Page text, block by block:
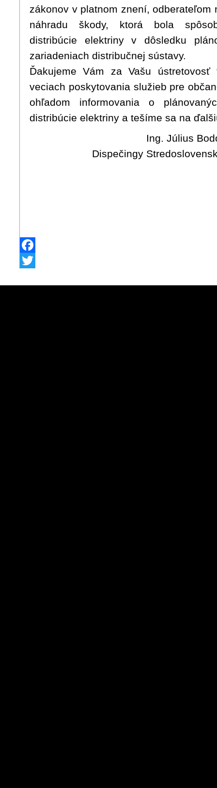
zákonov v platnom znení, odberateľom
náhradu škody, ktorá bola
distribúcie elektriny v dôsledku
zariadeniach distribučnej sústavy.
Ďakujeme Vám za Vašu ústretovosť
veciach poskytovania služieb pre
ohľadom informovania o
distribúcie elektriny a tešíme sa na
Ing. Július
Dispečingy
Facebook